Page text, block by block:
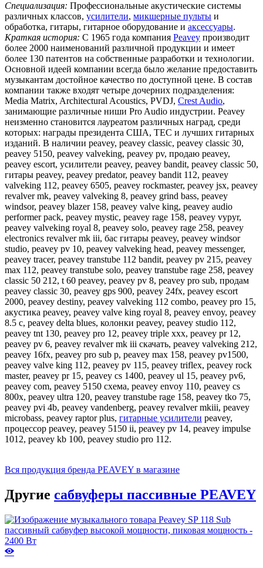
Специализация: Профессиональные акустические системы
различных классов, усилители, микшерные пульты и
обработка, гитары, гитарное оборудование и аксессуары.
Краткая история: С 1965 года компания Peavey производит
более 2000 наименований различной продукции и имеет
более 130 патентов на собственные разработки и технологии.
Основной идеей компании всегда было желание предоставить
музыкантам достойное качество по доступной цене. В состав
компании также входят четыре дочерних подразделения:
Media Matrix, Architectural Acoustics, PVDJ, Crest Audio,
занимающие различные ниши Pro Audio индустрии. Peavey
неизменно становится лауреатом различных наград, среди
которых: награды президента США, TEC и лучших гитарных
изданий. В наличии peavey, peavey classic, peavey classic 30,
peavey 5150, peavey valveking, peavey pv, продаю peavey,
peavey escort, усилители peavey, peavey bandit, peavey classic 50,
гитары peavey, peavey predator, peavey bandit 112, peavey
valveking 112, peavey 6505, peavey rockmaster, peavey jsx, peavey
revalver mk, peavey valveking 8, peavey grind bass, peavey
windsor, peavey blazer 158, peavey valve king, peavey audio
performer pack, peavey mystic, peavey rage 158, peavey vypyr,
peavey valveking royal 8, peavey solo, peavey rage 258, peavey
electronics revalver mk iii, бас гитары peavey, peavey windsor
studio, peavey pv 10, peavey valveking head, peavey messenger,
peavey tracer, peavey transtube 112 bandit, peavey pv 215, peavey
max 112, peavey transtube solo, peavey transtube rage 258, peavey
classic 50 212, t 60 peavey, peavey pv 8, peavey pro sub, продам
peavey classic 30, peavey gps 900, peavey 24fx, peavey escort
2000, peavey destiny, peavey valveking 112 combo, peavey pro 15,
акустика peavey, peavey valve king royal 8, peavey envoy, peavey
8.5 c, peavey delta blues, колонки peavey, peavey studio 112,
peavey tnt 130, peavey pro 12, peavey triple xxx, peavey pr 12,
peavey pv 6, peavey revalver mk iii скачать, peavey valveking 212,
peavey 16fx, peavey pro sub p, peavey max 158, peavey pv1500,
peavey valve king 112, peavey pv 115, peavey triflex, peavey rock
master, peavey pr 15, peavey cs 1400, peavey ul 15, peavey pv6,
peavey com, peavey 5150 схема, peavey envoy 110, peavey cs
800x, peavey ultra 120, peavey transtube rage 158, peavey tko 75,
peavey pvi 4b, peavey vandenberg, peavey revalver mkiii, peavey
microbass, peavey raptor plus, гитарные усилители peavey,
процессор peavey, peavey 5150 ii, peavey pv 14, peavey impulse
1012, peavey kb 100, peavey studio pro 112.
Вся продукция бренда PEAVEY в магазине
Другие сабвуферы пассивные PEAVEY